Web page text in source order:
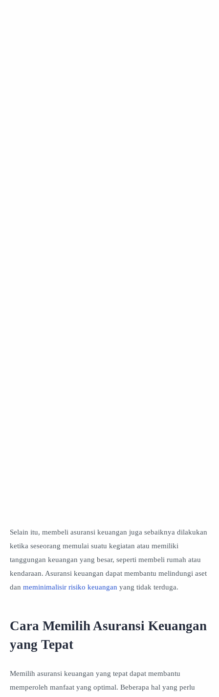
Selain itu, membeli asuransi keuangan juga sebaiknya dilakukan
ketika seseorang memulai suatu kegiatan atau memiliki
tanggungan keuangan yang besar, seperti membeli rumah atau
kendaraan. Asuransi keuangan dapat membantu melindungi aset
dan meminimalisir risiko keuangan yang tidak terduga.
Cara Memilih Asuransi Keuangan
yang Tepat
Memilih asuransi keuangan yang tepat dapat membantu
memperoleh manfaat yang optimal. Beberapa hal yang perlu